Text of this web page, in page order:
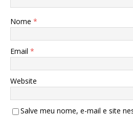
Nome *
Email *
Website
Salve meu nome, e-mail e site